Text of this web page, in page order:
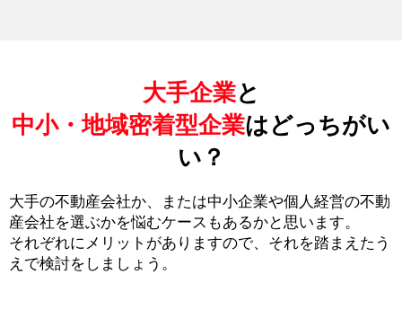
大手企業と
中小・地域密着型企業はどっちがい
い？
大手の不動産会社か、または中小企業や個人経営の不動
産会社を選ぶかを悩むケースもあるかと思います。
それぞれにメリットがありますので、それを踏まえたう
えで検討をしましょう。